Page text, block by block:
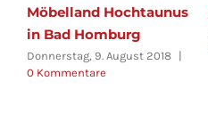
Möbelland Hochtaunus
in Bad Homburg
Donnerstag, 9. August 2018 |
0 Kommentare